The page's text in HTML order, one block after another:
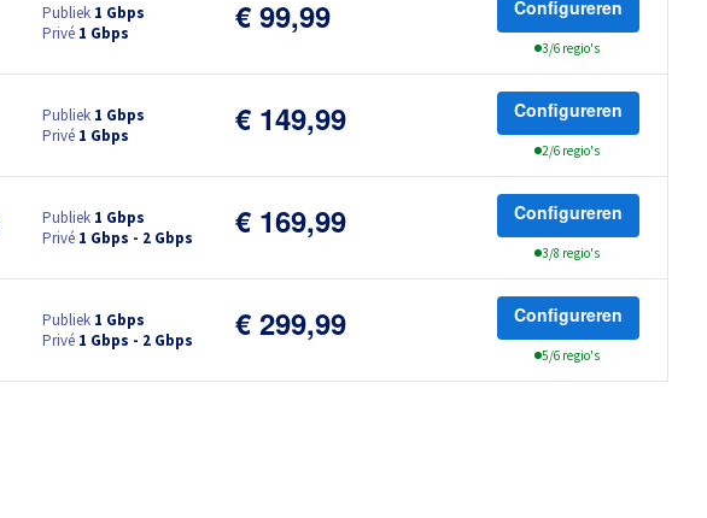
Publiek 1 Gbps
Privé 1 Gbps € 99,99 Configureren
3/6 regio's
Publiek 1 Gbps
Privé 1 Gbps € 149,99 Configureren
2/6 regio's
Publiek 1 Gbps
Privé 1 Gbps - 2 Gbps € 169,99 Configureren
3/8 regio's
Publiek 1 Gbps
Privé 1 Gbps - 2 Gbps € 299,99 Configureren
5/6 regio's